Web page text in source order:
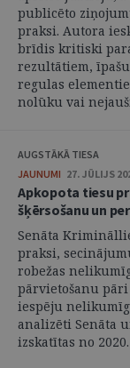
publicēto
praksi. Autora
brīdis kritiski
rezultātiem,
regulas
nolūku vai
AUGSTĀKĀ TIESA
JAUNUMI 27. JŪLIJS
Apkopota tiesu
šķērsošanu un
Senāta
praksi,
robežas
pārvietošanu
iespēju
analizēti Senāta
izskatītas no